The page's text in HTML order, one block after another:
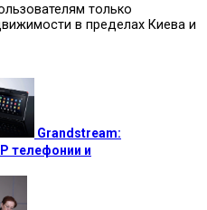
только
в пределах Киева и
Grandstream:
телефонии и